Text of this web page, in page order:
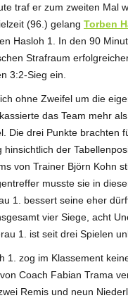
traf er zum zweiten Mal
(96.) gelang Torben
Hasloh 1. In den 90
Strafraum
3:2-Sieg ein.
ohne Zweifel um die
das Team mehr
Die drei Punkte brachten
hinsichtlich der
von Trainer Björn Kohn
musste sie in
1. bessert seine eher
vier Siege, acht
1. ist seit drei Spielen
1. zog im Klassement
Coach Fabian Trama
Remis und neun